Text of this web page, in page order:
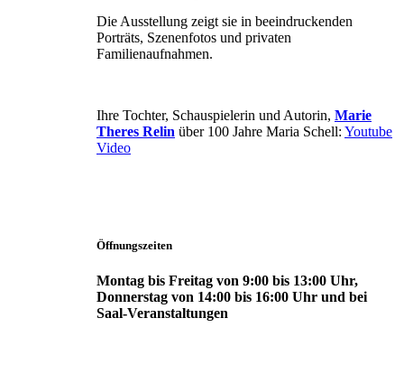
Die Ausstellung zeigt sie in beeindruckenden
Porträts, Szenenfotos und privaten
Familienaufnahmen.
Ihre Tochter, Schauspielerin und Autorin, Marie
Theres Relin über 100 Jahre Maria Schell: Youtube
Video
Öffnungszeiten
Montag bis Freitag von 9:00 bis 13:00 Uhr,
Donnerstag von 14:00 bis 16:00 Uhr und bei
Saal-Veranstaltungen